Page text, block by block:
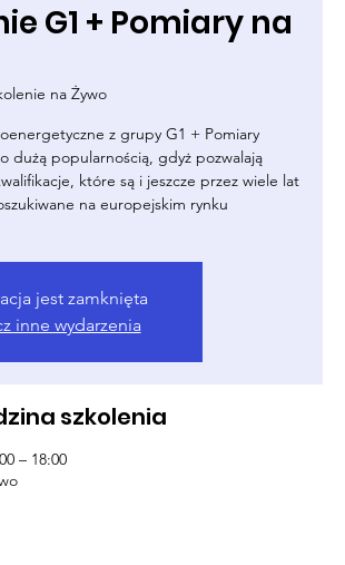
G1 + Pomiary na
na Żywo
z grupy G1 + Pomiary
dużą popularnością, gdyż pozwalają
które są i jeszcze przez wiele lat
na europejskim rynku
jest zamknięta
inne wydarzenia
szkolenia
– 18:00